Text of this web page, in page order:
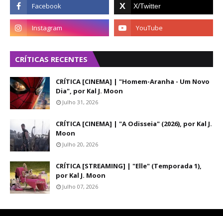
CRÍTICAS RECENTES
CRÍTICA [CINEMA] | "Homem-Aranha - Um Novo
Dia", por Kal J. Moon
Julho 31, 2026
CRÍTICA [CINEMA] | "A Odisseia" (2026), por Kal J.
Moon
Julho 20, 2026
CRÍTICA [STREAMING] | "Elle" (Temporada 1),
por Kal J. Moon
Julho 07, 2026